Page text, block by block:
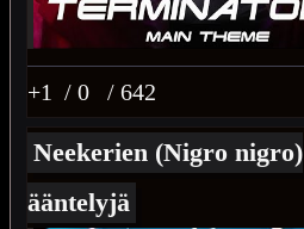
+1 / 0 / 642
Neekerien (Nigro nigro)
ääntelyjä